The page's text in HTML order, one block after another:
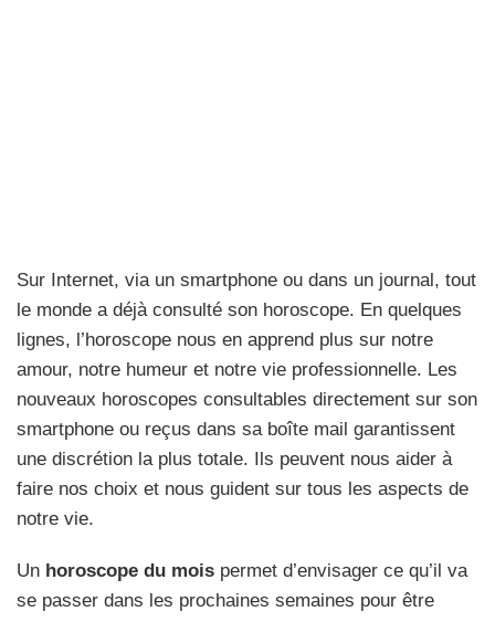
Sur Internet, via un smartphone ou dans un journal, tout
le monde a déjà consulté son horoscope. En quelques
lignes, l’horoscope nous en apprend plus sur notre
amour, notre humeur et notre vie professionnelle. Les
nouveaux horoscopes consultables directement sur son
smartphone ou reçus dans sa boîte mail garantissent
une discrétion la plus totale. Ils peuvent nous aider à
faire nos choix et nous guident sur tous les aspects de
notre vie.
Un horoscope du mois permet d’envisager ce qu’il va
se passer dans les prochaines semaines pour être